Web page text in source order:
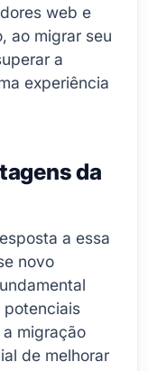
web e
ao migrar seu
a
experiência
da
a essa
novo
potenciais
migração
de melhorar